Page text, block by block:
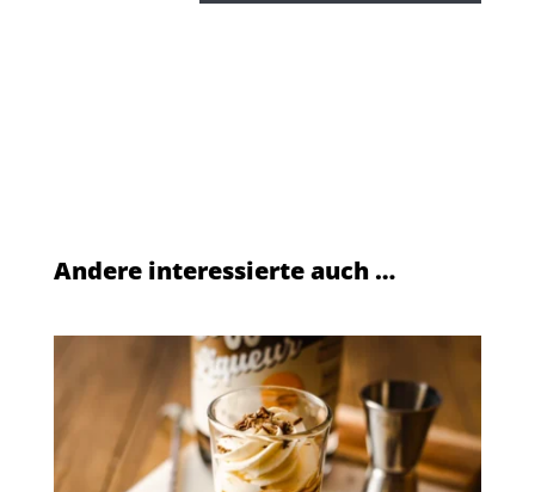
Andere interessierte auch …